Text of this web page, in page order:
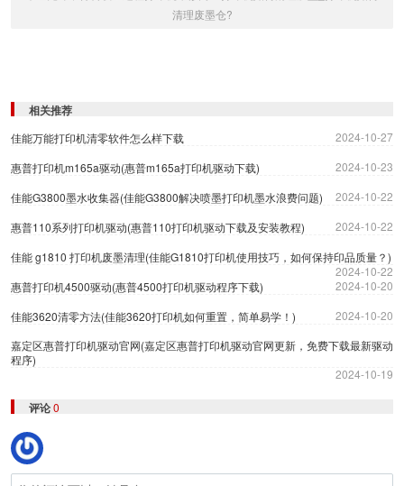
清理废墨仓?
相关推荐
佳能万能打印机清零软件怎么样下载
2024-10-27
惠普打印机m165a驱动(惠普m165a打印机驱动下载)
2024-10-23
佳能G3800墨水收集器(佳能G3800解决喷墨打印机墨水浪费问题)
2024-10-22
惠普110系列打印机驱动(惠普110打印机驱动下载及安装教程)
2024-10-22
佳能 g1810 打印机废墨清理(佳能G1810打印机使用技巧，如何保持印品质量？)
2024-10-22
惠普打印机4500驱动(惠普4500打印机驱动程序下载)
2024-10-20
佳能3620清零方法(佳能3620打印机如何重置，简单易学！)
2024-10-20
嘉定区惠普打印机驱动官网(嘉定区惠普打印机驱动官网更新，免费下载最新驱动
程序)
2024-10-19
评论0